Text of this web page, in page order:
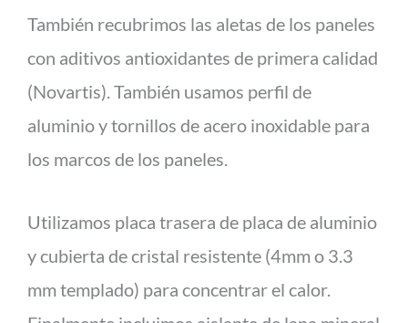
También recubrimos las aletas de los paneles
con aditivos antioxidantes de primera calidad
(Novartis). También usamos perfil de
aluminio y tornillos de acero inoxidable para
los marcos de los paneles.
Utilizamos placa trasera de placa de aluminio
y cubierta de cristal resistente (4mm o 3.3
mm templado) para concentrar el calor.